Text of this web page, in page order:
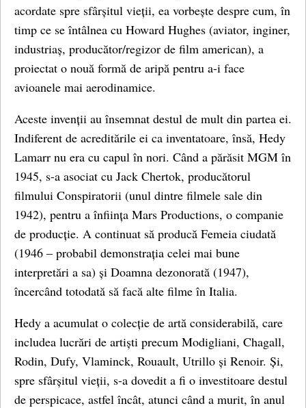
acordate spre sfârșitul vieții, ea vorbește despre cum, în
timp ce se întâlnea cu Howard Hughes (aviator, inginer,
industriaș, producător/regizor de film american), a
proiectat o nouă formă de aripă pentru a-i face
avioanele mai aerodinamice.
Aceste invenții au însemnat destul de mult din partea ei.
Indiferent de acreditările ei ca inventatoare, însă, Hedy
Lamarr nu era cu capul în nori. Când a părăsit MGM în
1945, s-a asociat cu Jack Chertok, producătorul
filmului Conspiratorii (unul dintre filmele sale din
1942), pentru a înființa Mars Productions, o companie
de producție. A continuat să producă Femeia ciudată
(1946 – probabil demonstrația celei mai bune
interpretări a sa) și Doamna dezonorată (1947),
încercând totodată să facă alte filme în Italia.
Hedy a acumulat o colecție de artă considerabilă, care
includea lucrări de artiști precum Modigliani, Chagall,
Rodin, Dufy, Vlaminck, Rouault, Utrillo și Renoir. Și,
spre sfârșitul vieții, s-a dovedit a fi o investitoare destul
de perspicace, astfel încât, atunci când a murit, în anul